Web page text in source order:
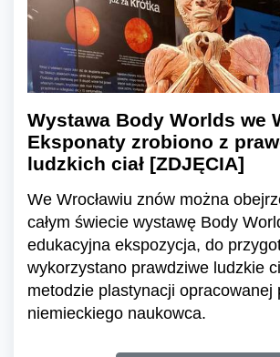
Wystawa Body Worlds we
Eksponaty zrobiono z
ludzkich ciał [ZDJĘCIA]
We Wrocławiu znów można
całym świecie wystawę Body
edukacyjna ekspozycja, do
wykorzystano prawdziwe ludzkie
metodzie plastynacji opracowanej
niemieckiego naukowca.